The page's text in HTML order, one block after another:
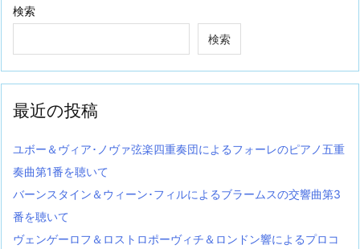
検索
検索
最近の投稿
ユボー＆ヴィア･ノヴァ弦楽四重奏団によるフォーレのピアノ五重
奏曲第1番を聴いて
バーンスタイン＆ウィーン･フィルによるブラームスの交響曲第3
番を聴いて
ヴェンゲーロフ＆ロストロポーヴィチ＆ロンドン響によるプロコ